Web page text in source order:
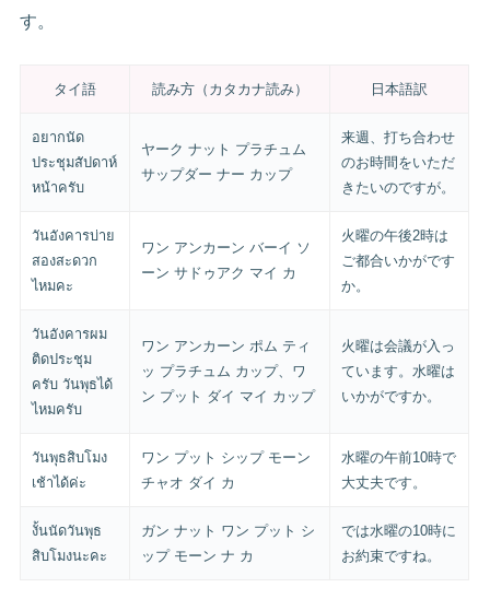
す。
タイ語 読み方（カタカナ読み） 日本語訳
อยากนัด
ประชุมสัปดาห์
หน้าครับ
ヤーク ナット プラチュム
サップダー ナー カップ
来週、打ち合わせ
のお時間をいただ
きたいのですが。
วันอังคารบ่าย
สองสะดวก
ไหมคะ
ワン アンカーン バーイ ソ
ーン サドゥアク マイ カ
火曜の午後2時は
ご都合いかがです
か。
วันอังคารผม
ติดประชุม
ครับ วันพุธได้
ไหมครับ
ワン アンカーン ポム ティ
ッ プラチュム カップ、ワ
ン プット ダイ マイ カップ
火曜は会議が入っ
ています。水曜は
いかがですか。
วันพุธสิบโมง
เช้าได้ค่ะ
ワン プット シップ モーン
チャオ ダイ カ
水曜の午前10時で
大丈夫です。
งั้นนัดวันพุธ
สิบโมงนะคะ
ガン ナット ワン プット シ
ップ モーン ナ カ
では水曜の10時に
お約束ですね。